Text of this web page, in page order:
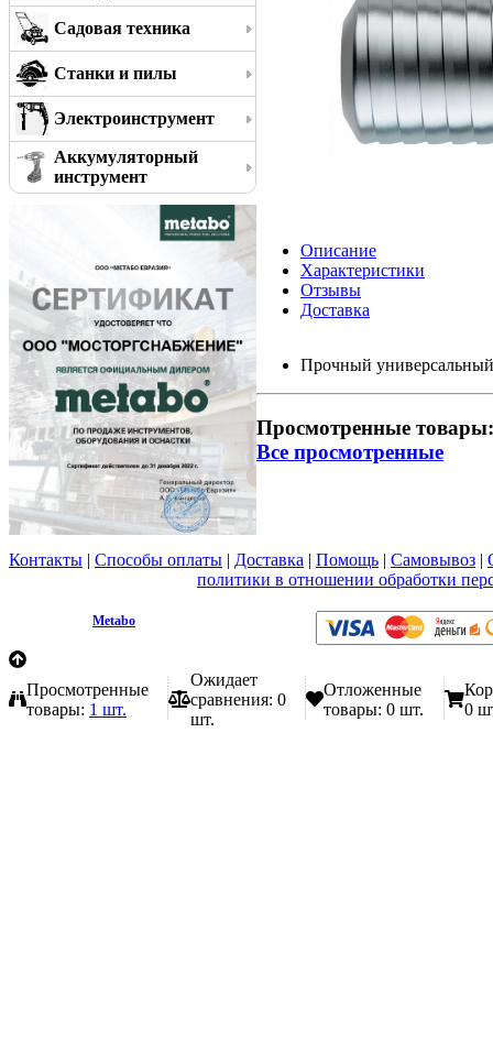
Садовая техника
Станки и пилы
Электроинструмент
Аккумуляторный
инструмент
Описание
Характеристики
Отзывы
Доставка
Прочный универсальный
Просмотренные товары:
Все просмотренные
Контакты | Способы оплаты | Доставка | Помощь | Самовывоз |
политики в отношении обработки
Metabo
Просмотренные
товары: 1 шт.
Ожидает
сравнения: 0
шт.
Отложенные
товары: 0 шт.
0